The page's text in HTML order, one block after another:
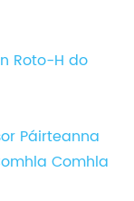
Roto-H do
Páirteanna
Comhla